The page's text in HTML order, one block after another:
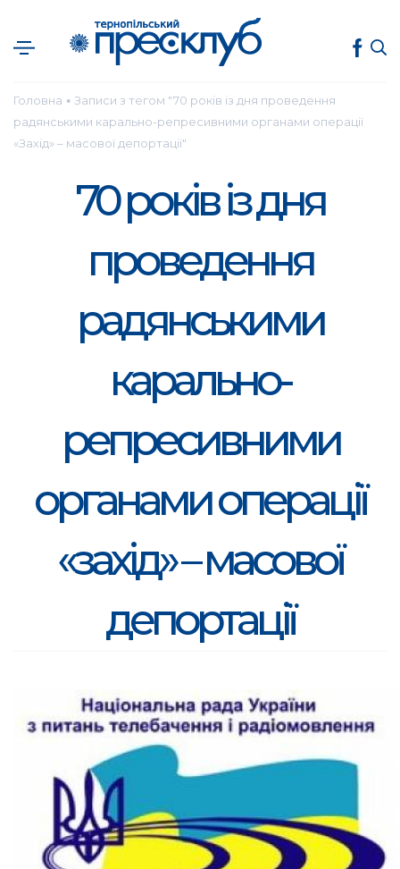
Головна ● Записи з тегом "70 років із дня проведення
радянськими карально-репресивними органами операції
«Захід» – масової депортації"
70 років із дня
проведення
радянськими
карально-
репресивними
органами операції
«захід» – масової
депортації